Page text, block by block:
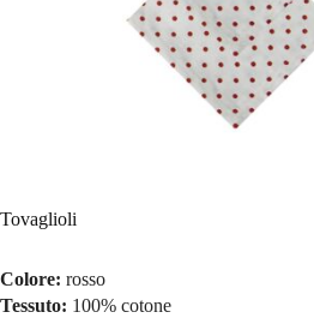
Tovaglioli
Colore: rosso
Tessuto: 100% cotone